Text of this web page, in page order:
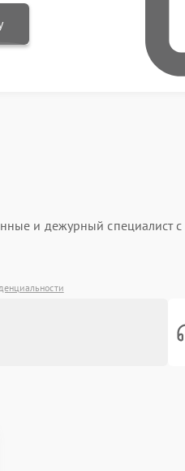
и дежурный специалист